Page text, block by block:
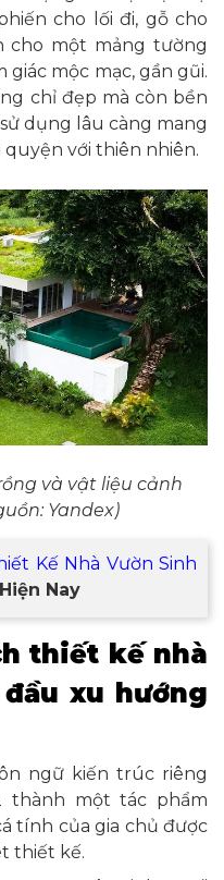
cho lối đi, gỗ cho
cho một mảng tường
giác mộc mạc, gần gũi.
chỉ đẹp mà còn bền
dụng lâu càng mang
với thiên nhiên.
và vật liệu cảnh
Yandex)
Kế Nhà Vườn Sinh
Nay
thiết kế nhà
xu hướng
ngữ kiến trúc riêng
thành một tác phẩm
tính của gia chủ được
thiết kế.